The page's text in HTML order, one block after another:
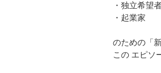
・独立希望
・起業家
のための「
この エピソ